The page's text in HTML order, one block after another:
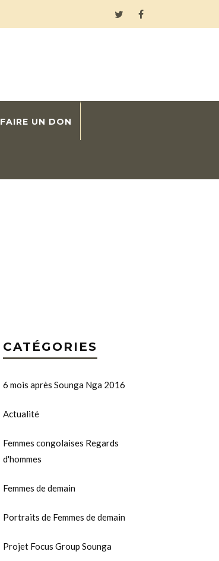
FAIRE UN DON
CATÉGORIES
6 mois après Sounga Nga 2016
Actualité
Femmes congolaises Regards
d'hommes
Femmes de demain
Portraits de Femmes de demain
Projet Focus Group Sounga